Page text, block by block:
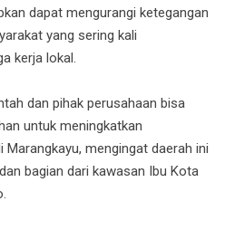
dapat mengurangi ketegangan
yang sering kali
kerja lokal.
dan pihak perusahaan bisa
untuk meningkatkan
Marangkayu, mengingat daerah ini
bagian dari kawasan Ibu Kota